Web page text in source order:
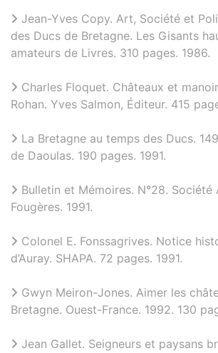
Jean-Yves Copy. Art, Société et
des Ducs de Bretagne. Les Gisants
amateurs de Livres. 310 pages. 1986.
Charles Floquet. Châteaux et
Rohan. Yves Salmon, Éditeur. 415
La Bretagne au temps des Ducs.
de Daoulas. 190 pages. 1991.
Bulletin et Mémoires. N°28. Société
Fougères. 1991.
Colonel E. Fonssagrives. Notice
d’Auray. SHAPA. 72 pages. 1991.
Gwyn Meiron-Jones. Aimer les
Bretagne. Ouest-France. 1992. 130
Jean Gallet. Seigneurs et paysans